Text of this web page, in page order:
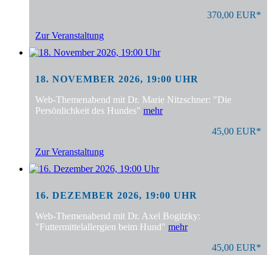
370,00 EUR*
Zur Veranstaltung
18. NOVEMBER 2026, 19:00 UHR
Web-Themenabend mit Dr. Marie Nitzschner: "Die
Persönlichkeit des Hundes" mehr
45,00 EUR*
Zur Veranstaltung
16. DEZEMBER 2026, 19:00 UHR
Web-Themenabend mit Dr. Axel Bogitzky:
"Futtermittelallergien beim Hund" mehr
45,00 EUR*